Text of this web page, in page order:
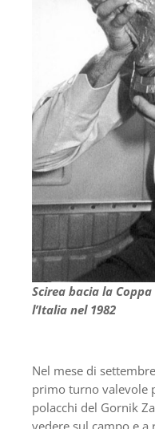
Scirea bacia la
l’Italia nel 1982
Nel mese di
primo turno valevole
polacchi del Gornik
vedere sul campo e